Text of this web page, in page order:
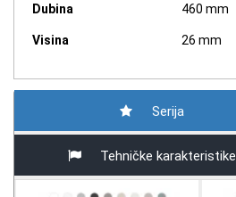
Dubina 460 mm
Visina 26 mm
Serija
Tehničke karakteristike